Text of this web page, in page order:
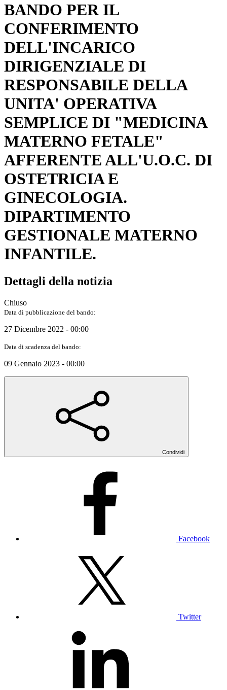
BANDO PER IL
CONFERIMENTO
DELL'INCARICO
DIRIGENZIALE DI
RESPONSABILE DELLA
UNITA' OPERATIVA
SEMPLICE DI "MEDICINA
MATERNO FETALE"
AFFERENTE ALL'U.O.C. DI
OSTETRICIA E
GINECOLOGIA.
DIPARTIMENTO
GESTIONALE MATERNO
INFANTILE.
Dettagli della notizia
Chiuso
Data di pubblicazione del bando:
27 Dicembre 2022 - 00:00
Data di scadenza del bando:
09 Gennaio 2023 - 00:00
Condividi
Facebook
Twitter